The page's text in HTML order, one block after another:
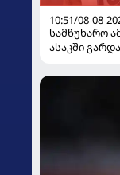
10:51/08-08-
სამწუხარო
ასაკში